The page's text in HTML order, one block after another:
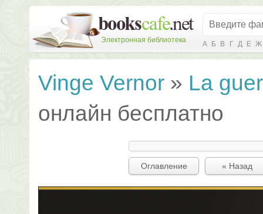
Электронная библиотека А Б В Г Д Е Ж
Vinge Vernor » La
онлайн бесплатно
Оглавление « Назад